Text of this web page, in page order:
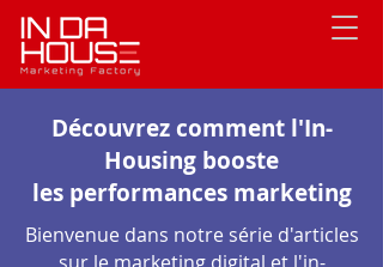
Découvrez comment l'In-
Housing booste
les performances marketing
Bienvenue dans notre série d'articles